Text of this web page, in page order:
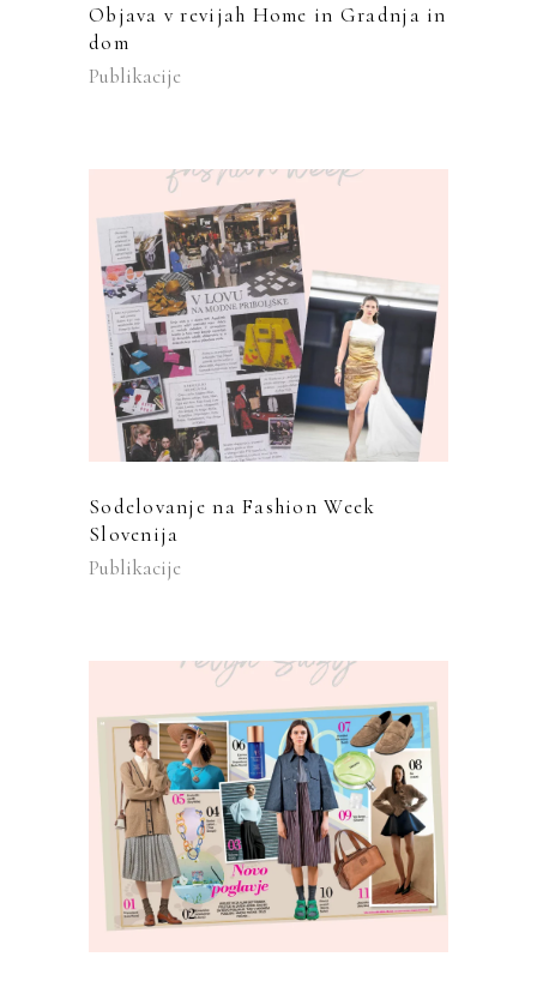
Objava v revijah Home in Gradnja in
dom
Publikacije
Sodelovanje na Fashion Week
Slovenija
Publikacije